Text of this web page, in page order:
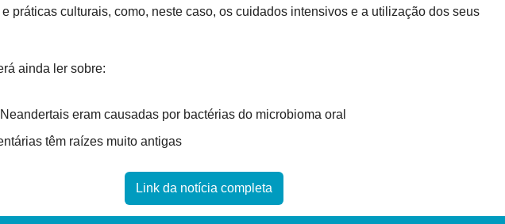
práticas culturais, como, neste caso, os cuidados intensivos e a utilização dos seus
ainda ler sobre:
eram causadas por bactérias do microbioma oral
têm raízes muito antigas
Link da notícia completa